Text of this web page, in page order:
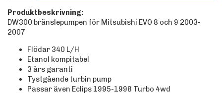
Produktbeskrivning:
DW300 bränslepumpen för Mitsubishi EVO 8 och 9 2003-
2007
Flödar 340 L/H
Etanol kompitabel
3 års garanti
Tystgående turbin pump
Passar även Eclips 1995-1998 Turbo 4wd